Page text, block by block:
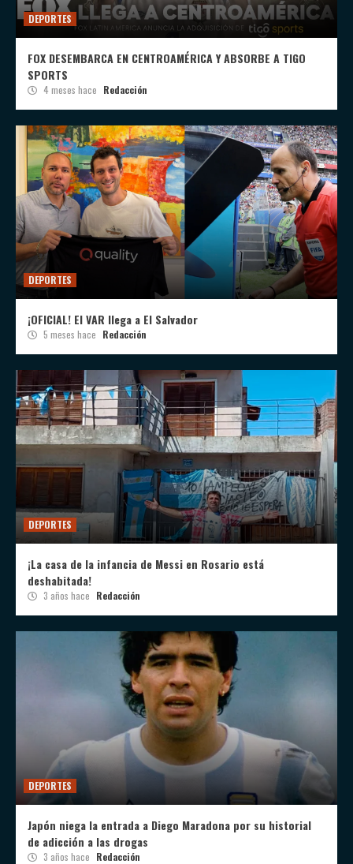
DEPORTES
FOX DESEMBARCA EN CENTROAMÉRICA Y ABSORBE A TIGO
SPORTS
4 meses hace Redacción
DEPORTES
¡OFICIAL! El VAR llega a El Salvador
5 meses hace Redacción
DEPORTES
¡La casa de la infancia de Messi en Rosario está
deshabitada!
3 años hace Redacción
DEPORTES
Japón niega la entrada a Diego Maradona por su historial
de adicción a las drogas
3 años hace Redacción